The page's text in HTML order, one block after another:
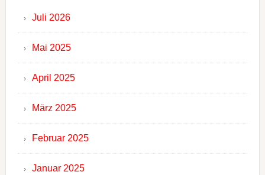
Juli 2026
Mai 2025
April 2025
März 2025
Februar 2025
Januar 2025